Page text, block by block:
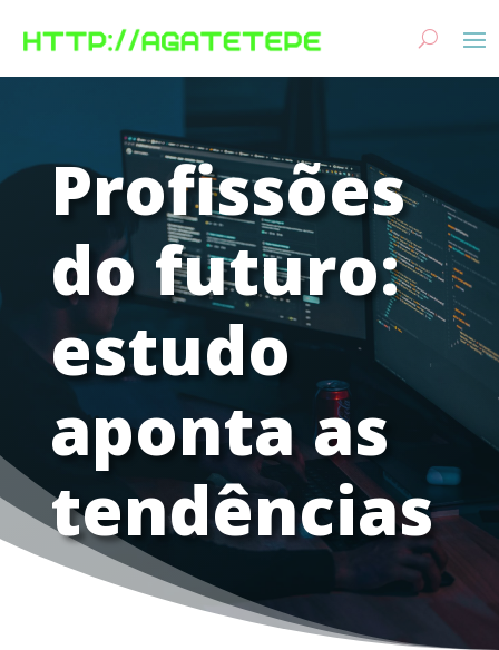
Profissões
do futuro:
estudo
aponta as
tendências